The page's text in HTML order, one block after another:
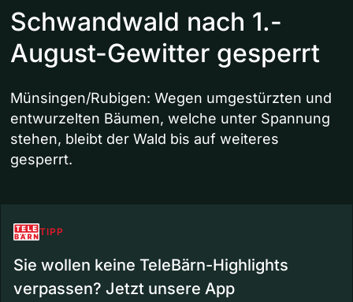
Schwandwald nach 1.-
August-Gewitter gesperrt
Münsingen/Rubigen: Wegen umgestürzten und
entwurzelten Bäumen, welche unter Spannung
stehen, bleibt der Wald bis auf weiteres
gesperrt.
TIPP
Sie wollen keine TeleBärn-Highlights
verpassen? Jetzt unsere App